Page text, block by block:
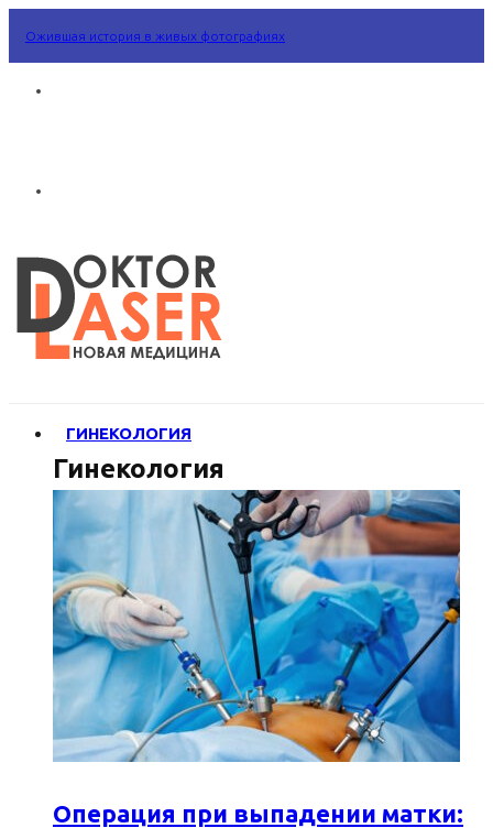
Ожившая история в живых фотографиях
ГИНЕКОЛОГИЯ
Гинекология
Операция при выпадении матки: